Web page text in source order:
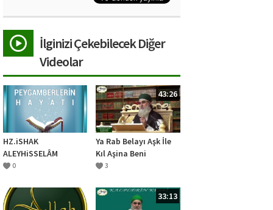
İlginizi Çekebilecek Diğer
Videolar
HZ.iSHAK
ALEYHiSSELÂM
0
43:26
Ya Rab Belayı Aşk İle
Kıl Aşina Beni
3
33:13